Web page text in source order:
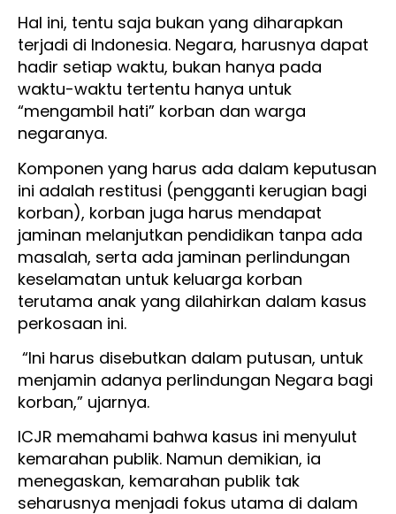
Hal ini, tentu saja bukan yang diharapkan
terjadi di Indonesia. Negara, harusnya dapat
hadir setiap waktu, bukan hanya pada
waktu-waktu tertentu hanya untuk
“mengambil hati” korban dan warga
negaranya.
Komponen yang harus ada dalam keputusan
ini adalah restitusi (pengganti kerugian bagi
korban), korban juga harus mendapat
jaminan melanjutkan pendidikan tanpa ada
masalah, serta ada jaminan perlindungan
keselamatan untuk keluarga korban
terutama anak yang dilahirkan dalam kasus
perkosaan ini.
“Ini harus disebutkan dalam putusan, untuk
menjamin adanya perlindungan Negara bagi
korban,” ujarnya.
ICJR memahami bahwa kasus ini menyulut
kemarahan publik. Namun demikian, ia
menegaskan, kemarahan publik tak
seharusnya menjadi fokus utama di dalam